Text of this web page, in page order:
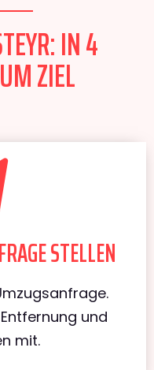
IN 4
ZIEL
STELLEN
und
mit.